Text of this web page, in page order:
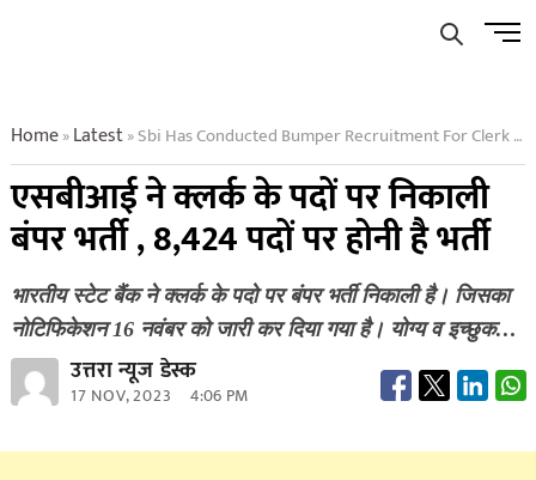
Menu
Home»Latest»Sbi Has Conducted Bumper Recruitment For Clerk Posts See Information
एसबीआई ने क्लर्क के पदों पर निकाली
बंपर भर्ती , 8,424 पदों पर होनी है भर्ती
भारतीय स्टेट बैंक ने क्लर्क के पदो पर बंपर भर्ती निकाली है। जिसका
नोटिफिकेशन 16 नवंबर को जारी कर दिया गया है। योग्य व इच्छुक…
उत्तरा न्यूज डेस्क
17 NOV, 2023 4:06 PM